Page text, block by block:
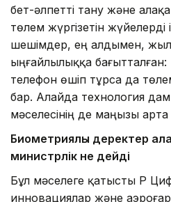
бет-әлпетті тану және
төлем жүргізетін
шешімдер, ең алдымен,
ыңғайлылыққа
телефон өшіп тұрса да
бар. Алайда технология
мәселесінің де маңызы арта
Биометриялық деректер
министрлік не дейді
Бұл мәселеге қатысты ҚР
инновациялар және